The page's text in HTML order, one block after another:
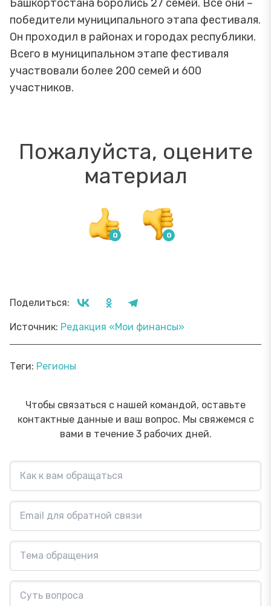
Башкортостана боролись 27 семей. Все они –
победители муниципального этапа фестиваля.
Он проходил в районах и городах республики.
Всего в муниципальном этапе фестиваля
участвовали более 200 семей и 600
участников.
Пожалуйста, оцените
материал
Поделиться:
Источник: Редакция «Мои финансы»
Теги: Регионы
Чтобы связаться с нашей командой, оставьте
контактные данные и ваш вопрос. Мы свяжемся с
вами в течение 3 рабочих дней.